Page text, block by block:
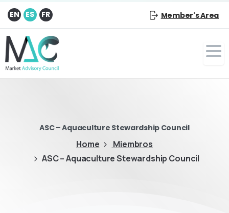
EN ES FR Member's Area
ASC – Aquaculture Stewardship Council
Home
Miembros
ASC – Aquaculture Stewardship Council